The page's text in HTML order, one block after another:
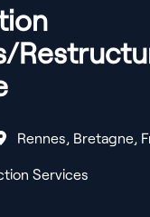
Rennes Bretagne
Services